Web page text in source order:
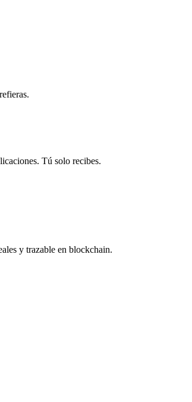
Tú solo recibes.
y trazable en blockchain.